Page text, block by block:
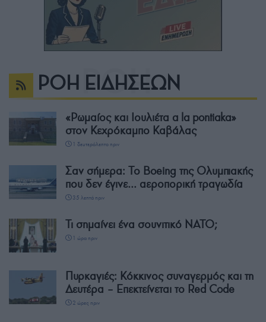
ΡΟΗ ΕΙΔΗΣΕΩΝ
«Ρωμαίος και Ιουλιέτα a la pontiaka»
στον Κεχρόκαμπο Καβάλας
1 δευτερόλεπτο πριν
Σαν σήμερα: Το Boeing της Ολυμπιακής
που δεν έγινε… αεροπορική τραγωδία
35 λεπτά πριν
Τι σημαίνει ένα σουνιτικό ΝΑΤΟ;
1 ώρα πριν
Πυρκαγιές: Κόκκινος συναγερμός και τη
Δευτέρα – Επεκτείνεται το Red Code
2 ώρες πριν